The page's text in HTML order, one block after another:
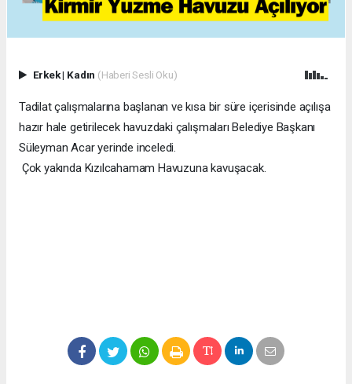
Erkek| Kadın (Haberi Sesli Oku)
Tadilat çalışmalarına başlanan ve kısa bir süre içerisinde açılışa
hazır hale getirilecek havuzdaki çalışmaları Belediye Başkanı
Süleyman Acar yerinde inceledi.
Çok yakında Kızılcahamam Havuzuna kavuşacak.